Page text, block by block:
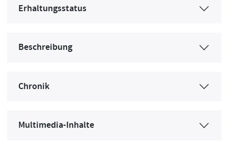
Erhaltungsstatus
Beschreibung
Chronik
Multimedia-Inhalte